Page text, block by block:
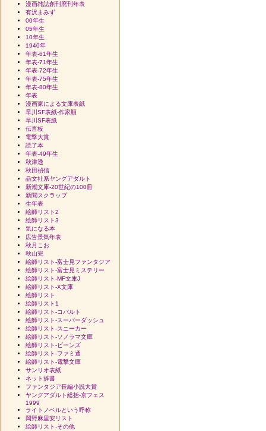
漫画雑誌創刊廃刊年表
有沢まみず
00年生
05年生
10年生
1940年
年表-61年生
年表-71年生
年表-72年生
年表-75年生
年表-80年生
年表
漫画家による文庫表紙
早川SF表紙-作家順
早川SF表紙
伝言板
電撃大賞
読了本
年表-49年生
秋津透
秋田禎信
晶文社系ヤングアダルト
新潮文庫-20世紀の100冊
新聞スクラップ
生年表
絵師リスト2
絵師リスト3
気になる本
広告景気年表
秋月こお
秋山完
絵師リスト-富士見ファンタジア
絵師リスト-富士見ミステリー
絵師リスト-MF文庫J
絵師リスト-X文庫
絵師リスト
絵師リスト1
絵師リスト-コバルト
絵師リスト-スーパーダッシュ
絵師リスト-スニーカー
絵師リスト-ソノラマ文庫
絵師リスト-ビーンズ
絵師リスト-ファミ通
絵師リスト-電撃文庫
サンリオ表紙
ネット辞書
ファンタジア長編小説大賞
ヤングアダルト総括-京フェス
1999
ライトノベルという呼称
岡野麻里安リスト
絵師リスト-その他